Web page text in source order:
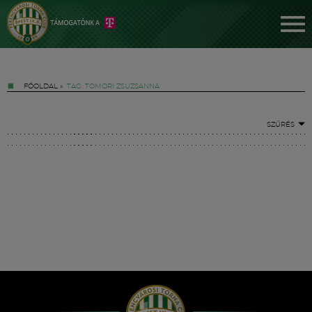
FŐOLDAL » TAG: TOMORI ZSUZSANNA
SZŰRÉS
Hírek